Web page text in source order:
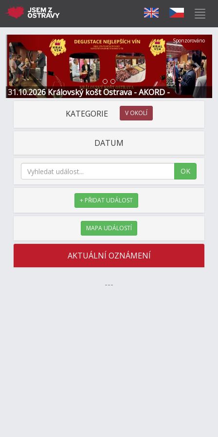
31.10.2026 Královský košt Ostrava - AKORD -
Restaurace a Hotel
Předchozí Další
Sponzorováno
KATEGORIE V OKOLÍ
DATUM
OK
+ PŘIDAT UDÁLOST
MAPA UDÁLOSTÍ
AKTUÁLNÍ OZNÁMENÍ
---